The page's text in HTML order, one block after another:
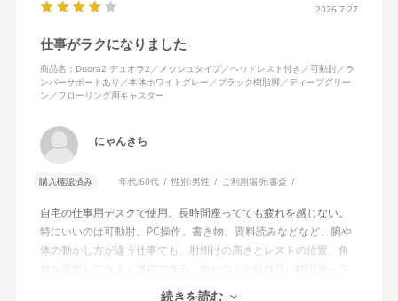
2026.7.27
仕事がラクになりました
商品名：Duora2 デュオラ2／メッシュタイプ／ヘッドレスト付き／可動肘／ラ
ンバーサポートあり／本体ホワイトグレー／ブラック樹脂脚／ディープグリー
ン／フローリング用キャスター
にゃんきち
購入確認済み 年代:60代 性別:男性 ご利用場所:書斎
自宅の仕事用デスクで使用。長時間座ってても疲れを感じない。
特にいいのは可動肘。PC操作、書き物、資料読みなどなど、腕や
体の動かし方が違う仕事でも、肘掛けの高さとレストの位置、角
度を調節してうまく適応できる。気がつくと結構長い時間座って
続きを読む